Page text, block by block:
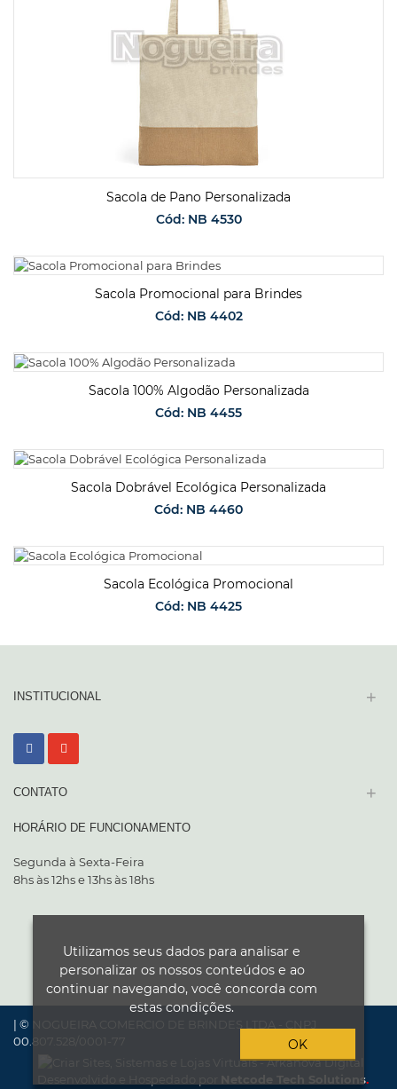
Sacola de Pano Personalizada
Cód: NB 4530
SOLICITAR ORÇAMENTO
Sacola Promocional para Brindes
Cód: NB 4402
SOLICITAR ORÇAMENTO
Sacola 100% Algodão Personalizada
Cód: NB 4455
SOLICITAR ORÇAMENTO
Sacola Dobrável Ecológica Personalizada
Cód: NB 4460
SOLICITAR ORÇAMENTO
Sacola Ecológica Promocional
Cód: NB 4425
INSTITUCIONAL +
CONTATO +
HORÁRIO DE FUNCIONAMENTO
Segunda à Sexta-Feira
8hs às 12hs e 13hs às 18hs
| © NOGUEIRA COMERCIO DE BRINDES LTDA - CNPJ
00.807.528/0001-77
Netcode Tech Solutions.
Utilizamos seus dados para analisar e
personalizar os nossos conteúdos e ao
continuar navegando, você concorda com
estas condições.
OK